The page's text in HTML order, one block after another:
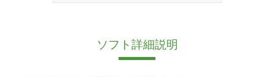
ソフト詳細説明